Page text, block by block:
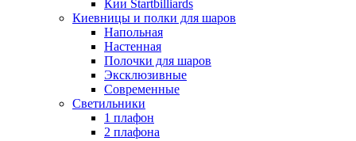
Кии Startbilliards
Киевницы и полки для шаров
Напольная
Настенная
Полочки для шаров
Эксклюзивные
Современные
Светильники
1 плафон
2 плафона